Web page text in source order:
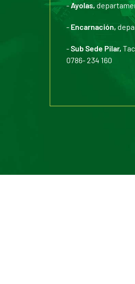
-Ayolas,
- Encarnación,
-Sub Sede Pilar,
0786- 234 160